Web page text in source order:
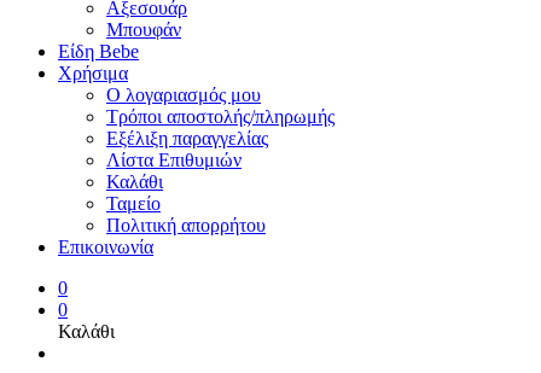
Αξεσουάρ
Μπουφάν
Είδη Bebe
Χρήσιμα
Ο λογαριασμός μου
Τρόποι αποστολής/πληρωμής
Εξέλιξη παραγγελίας
Λίστα Επιθυμιών
Καλάθι
Ταμείο
Πολιτική απορρήτου
Επικοινωνία
0
0
Καλάθι